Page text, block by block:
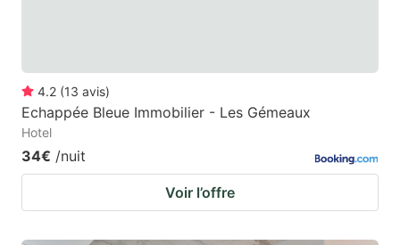
4.2 (13 avis)
Echappée Bleue Immobilier - Les Gémeaux
Hotel
34€ /nuit
Voir l’offre